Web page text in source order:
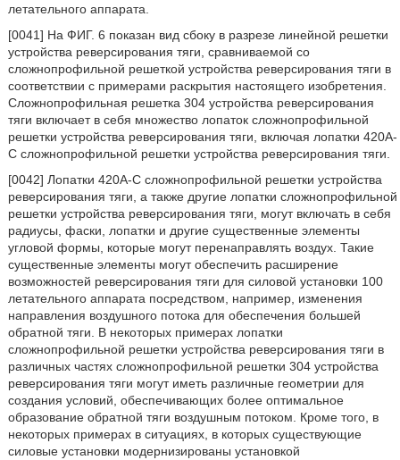
летательного аппарата.
[0041] На ФИГ. 6 показан вид сбоку в разрезе линейной решетки
устройства реверсирования тяги, сравниваемой со
сложнопрофильной решеткой устройства реверсирования тяги в
соответствии с примерами раскрытия настоящего изобретения.
Сложнопрофильная решетка 304 устройства реверсирования
тяги включает в себя множество лопаток сложнопрофильной
решетки устройства реверсирования тяги, включая лопатки 420А-
С сложнопрофильной решетки устройства реверсирования тяги.
[0042] Лопатки 420А-С сложнопрофильной решетки устройства
реверсирования тяги, а также другие лопатки сложнопрофильной
решетки устройства реверсирования тяги, могут включать в себя
радиусы, фаски, лопатки и другие существенные элементы
угловой формы, которые могут перенаправлять воздух. Такие
существенные элементы могут обеспечить расширение
возможностей реверсирования тяги для силовой установки 100
летательного аппарата посредством, например, изменения
направления воздушного потока для обеспечения большей
обратной тяги. В некоторых примерах лопатки
сложнопрофильной решетки устройства реверсирования тяги в
различных частях сложнопрофильной решетки 304 устройства
реверсирования тяги могут иметь различные геометрии для
создания условий, обеспечивающих более оптимальное
образование обратной тяги воздушным потоком. Кроме того, в
некоторых примерах в ситуациях, в которых существующие
силовые установки модернизированы установкой